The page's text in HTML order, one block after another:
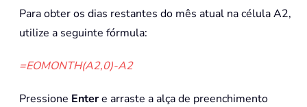
Para obter os dias restantes do mês atual na célula A2,
utilize a seguinte fórmula:
=EOMONTH(A2,0)-A2
Pressione Entere arraste a alça de preenchimento